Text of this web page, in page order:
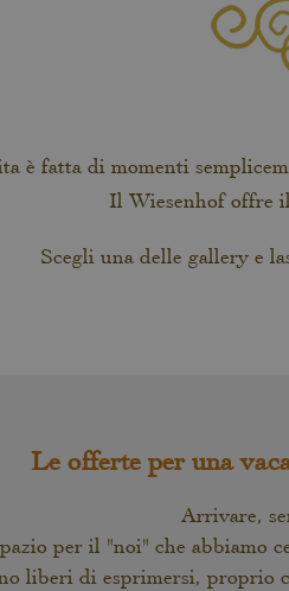
è fatta di momenti
Il Wiesenhof offre
Scegli una delle gallery e
Le offerte per una
Arrivare,
per il "noi" che abbiamo
liberi di esprimersi, proprio